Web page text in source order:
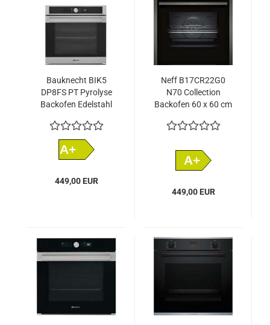
Bauknecht BIK5
DP8FS PT Pyrolyse
Backofen Edelstahl
A+
449,00 EUR
Neff B17CR22G0
N70 Collection
Backofen 60 x 60 cm
A+
449,00 EUR